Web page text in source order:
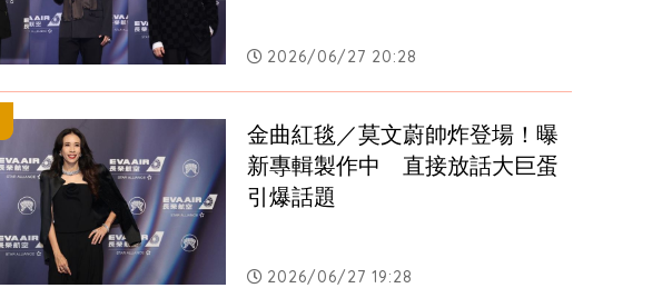
2026/06/27 20:28
金曲紅毯／莫文蔚帥炸登場！曝
新專輯製作中　直接放話大巨蛋
引爆話題
2026/06/27 19:28